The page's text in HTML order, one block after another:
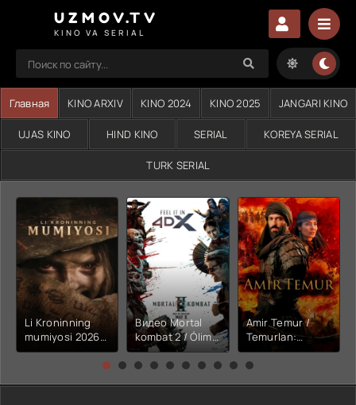
UZMOV.TV
KINO VA SERIAL
Главная KINO ARXIV KINO 2024 KINO 2025 JANGARI KINO
UJAS KINO HIND KINO SERIAL KOREYA SERIAL
TURK SERIAL
Li Kroninning
mumiyosi 2026
(uzbek tilida
kino) tarjima HD
Видео Mortal
kombat 2 / Ólim
jangi 2 (2026)
Uzbek tilida
Amir Temur /
Temurlan:
Fathchining
yuksalishi